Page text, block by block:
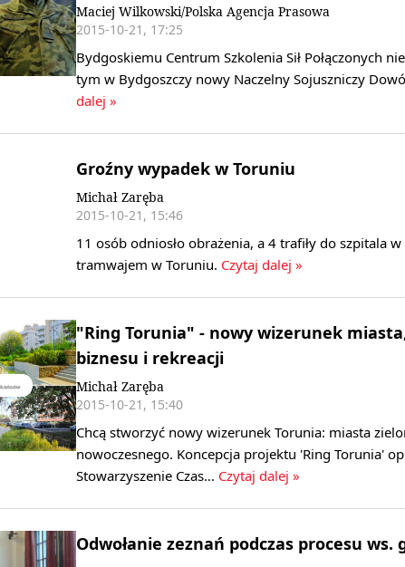
Maciej Wilkowski/Polska Agencja Prasowa
2015-10-21, 17:25
Bydgoskiemu Centrum Szkolenia Sił Połączonych
tym w Bydgoszczy nowy Naczelny Sojuszniczy
dalej »
Groźny wypadek w Toruniu
Michał Zaręba
2015-10-21, 15:46
11 osób odniosło obrażenia, a 4 trafiły do szpitala
tramwajem w Toruniu. Czytaj dalej »
"Ring Torunia" - nowy wizerunek
biznesu i rekreacji
Michał Zaręba
2015-10-21, 15:40
Chcą stworzyć nowy wizerunek Torunia: miasta
nowoczesnego. Koncepcja projektu 'Ring Torunia'
Stowarzyszenie Czas… Czytaj dalej »
Odwołanie zeznań podczas procesu